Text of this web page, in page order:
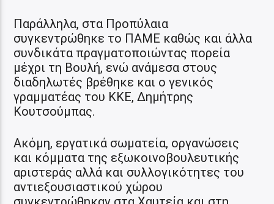
Παράλληλα, στα Προπύλαια
συγκεντρώθηκε το ΠΑΜΕ καθώς και άλλα
συνδικάτα πραγματοποιώντας πορεία
μέχρι τη Βουλή, ενώ ανάμεσα στους
διαδηλωτές βρέθηκε και ο γενικός
γραμματέας του ΚΚΕ, Δημήτρης
Κουτσούμπας.
Ακόμη, εργατικά σωματεία, οργανώσεις
και κόμματα της εξωκοινοβουλευτικής
αριστεράς αλλά και συλλογικότητες του
αντιεξουσιαστικού χώρου